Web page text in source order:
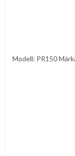
Modell: PR150